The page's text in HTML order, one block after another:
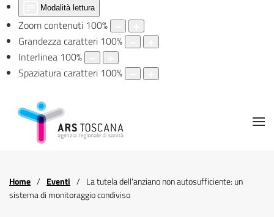
Modalità lettura
Zoom contenuti 100%
Grandezza caratteri 100%
Interlinea 100%
Spaziatura caratteri 100%
Home Eventi
La tutela dell'anziano non autosufficiente: un
sistema di monitoraggio condiviso